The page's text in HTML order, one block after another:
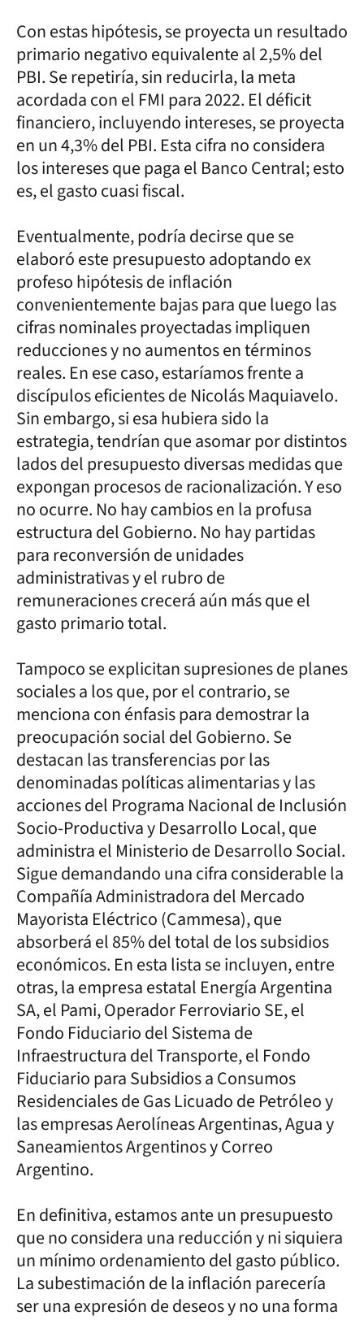
Con estas hipótesis, se proyecta un resultado
primario negativo equivalente al 2,5% del
PBI. Se repetiría, sin reducirla, la meta
acordada con el FMI para 2022. El déficit
financiero, incluyendo intereses, se proyecta
en un 4,3% del PBI. Esta cifra no considera
los intereses que paga el Banco Central; esto
es, el gasto cuasi fiscal.
Eventualmente, podría decirse que se
elaboró este presupuesto adoptando ex
profeso hipótesis de inflación
convenientemente bajas para que luego las
cifras nominales proyectadas impliquen
reducciones y no aumentos en términos
reales. En ese caso, estaríamos frente a
discípulos eficientes de Nicolás Maquiavelo.
Sin embargo, si esa hubiera sido la
estrategia, tendrían que asomar por distintos
lados del presupuesto diversas medidas que
expongan procesos de racionalización. Y eso
no ocurre. No hay cambios en la profusa
estructura del Gobierno. No hay partidas
para reconversión de unidades
administrativas y el rubro de
remuneraciones crecerá aún más que el
gasto primario total.
Tampoco se explicitan supresiones de planes
sociales a los que, por el contrario, se
menciona con énfasis para demostrar la
preocupación social del Gobierno. Se
destacan las transferencias por las
denominadas políticas alimentarias y las
acciones del Programa Nacional de Inclusión
Socio-Productiva y Desarrollo Local, que
administra el Ministerio de Desarrollo Social.
Sigue demandando una cifra considerable la
Compañía Administradora del Mercado
Mayorista Eléctrico (Cammesa), que
absorberá el 85% del total de los subsidios
económicos. En esta lista se incluyen, entre
otras, la empresa estatal Energía Argentina
SA, el Pami, Operador Ferroviario SE, el
Fondo Fiduciario del Sistema de
Infraestructura del Transporte, el Fondo
Fiduciario para Subsidios a Consumos
Residenciales de Gas Licuado de Petróleo y
las empresas Aerolíneas Argentinas, Agua y
Saneamientos Argentinos y Correo
Argentino.
En definitiva, estamos ante un presupuesto
que no considera una reducción y ni siquiera
un mínimo ordenamiento del gasto público.
La subestimación de la inflación parecería
ser una expresión de deseos y no una forma